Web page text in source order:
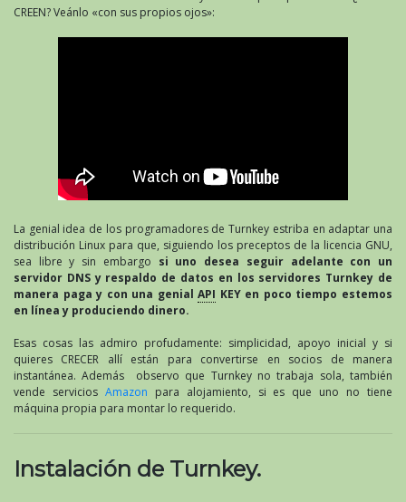
CREEN? Veánlo «con sus propios ojos»:
La genial idea de los programadores de Turnkey estriba en adaptar una
distribución Linux para que, siguiendo los preceptos de la licencia GNU,
sea libre y sin embargo si uno desea seguir adelante con un
servidor DNS y respaldo de datos en los servidores Turnkey de
manera paga y con una genialAPI KEY en poco tiempo estemos
en línea y produciendo dinero.
Esas cosas las admiro profudamente: simplicidad, apoyo inicial y si
quieres CRECER allí están para convertirse en socios de manera
instantánea. Además observo que Turnkey no trabaja sola, también
vende servicios Amazon para alojamiento, si es que uno no tiene
máquina propia para montar lo requerido.
Instalación de Turnkey.